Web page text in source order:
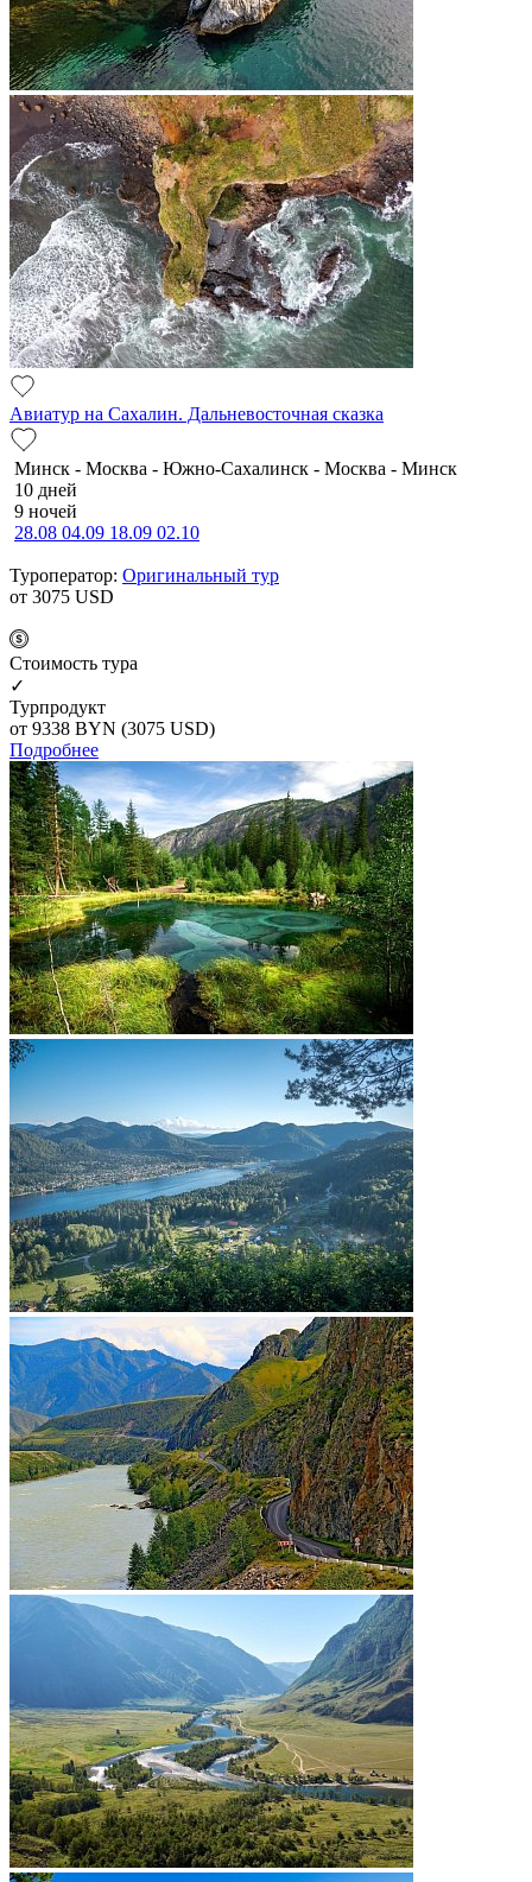
Авиатур на Сахалин. Дальневосточная сказка
Минск - Москва - Южно-Сахалинск - Москва - Минск
10 дней
9 ночей
28.08 04.09 18.09 02.10
Туроператор: Оригинальный тур
от 3075 USD
Cтоимость тура
✓
Турпродукт
от 9338 BYN (3075 USD)
Подробнее